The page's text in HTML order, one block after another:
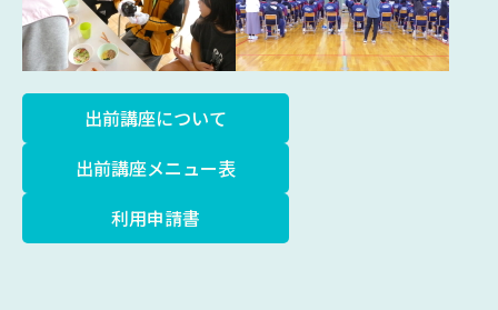
出前講座について
出前講座メニュー表
利用申請書